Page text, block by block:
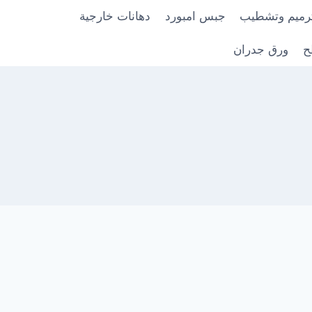
وتشطيب جبس امبورد دهانات خارجية
ورق جدران